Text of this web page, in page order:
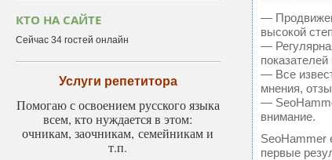
—
высокой
—
показателей
— Все
мнения,
—
внимание.
SeoHammer
первые
КТО НА САЙТЕ
Сейчас 34 гостей онлайн
Услуги репетитора
Помогаю с освоением русского языка
всем, кто нуждается в этом:
очникам, заочникам, семейникам и
т.п.